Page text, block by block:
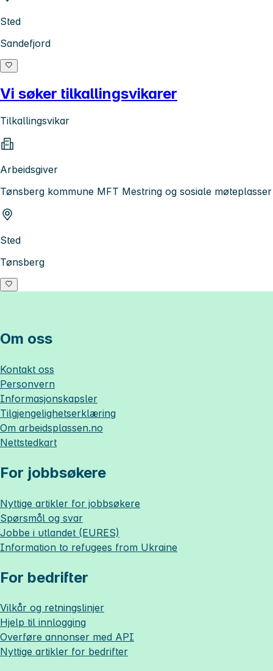
Sted
Sandefjord
Vi søker tilkallingsvikarer
Tilkallingsvikar
Arbeidsgiver
Tønsberg kommune MFT Mestring og sosiale møteplasser
Sted
Tønsberg
Om oss
Kontakt oss
Personvern
Informasjonskapsler
Tilgjengelighetserklæring
Om arbeidsplassen.no
Nettstedkart
For jobbsøkere
Nyttige artikler for jobbsøkere
Spørsmål og svar
Jobbe i utlandet (EURES)
Information to refugees from Ukraine
For bedrifter
Vilkår og retningslinjer
Hjelp til innlogging
Overføre annonser med API
Nyttige artikler for bedrifter